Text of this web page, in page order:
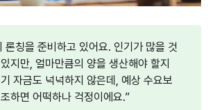
론칭을 준비하고 있어요. 인기가 많을 것
지만, 얼마만큼의 양을 생산해야 할지
자금도 넉넉하지 않은데, 예상 수요보
하면 어떡하나 걱정이에요.”